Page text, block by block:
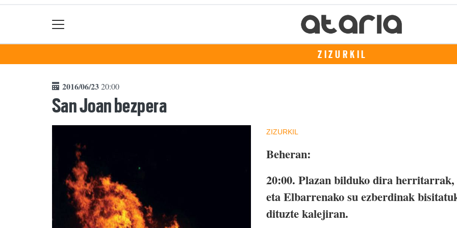
ZIZURKIL
2016/06/2320:00
San Joan bezpera
ZIZURKIL
Beheran:
20:00. Plazan bilduko dira herritarrak,
eta Elbarrenako su ezberdinak
dituzte kalejiran.